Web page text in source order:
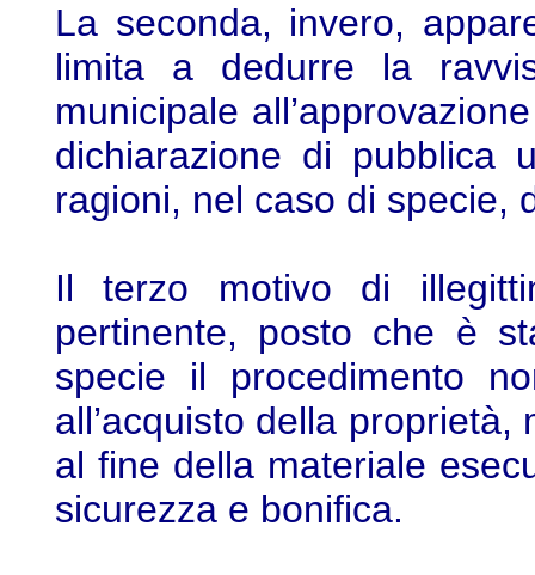
La seconda, invero,
limita a dedurre la
municipale
dichiarazione di pubblica
ragioni, nel caso di specie,
Il terzo motivo di
pertinente, posto che è
specie il procedimento
all’acquisto della
al fine della materiale
sicurezza e bonifica.